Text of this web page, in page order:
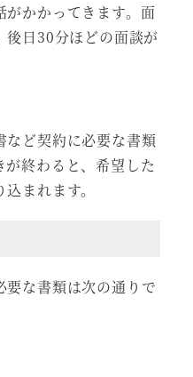
がかかってきます。面
後日30分ほどの面談が
など契約に必要な書類
終わると、希望した
まれます。
要な書類は次の通りで